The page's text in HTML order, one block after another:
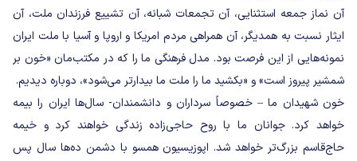
آن نماز جمعه استثنایی، آن تجمعات شبانه، آن تشییع فرزندان ملت، آن
ایثار نسبت به همدیگر، آن همراهی مردم امریکا و اروپا و آسیا با ملت ایران
نمونه‌هایی از این فرصت بود. مدل فرهنگی ما را که در مکتب‌مان «خون بر
شمشیر پیروز است» و «بکشید ما را ملت ما بیدارتر می‌شود»، دوباره دیدیم.
خون شهیدان ما – خصوصاً سرداران و دانشمندان- سال‌ها ایران را بیمه
خواهد کرد. جوانان ما با روح حاجی‌زاده زندگی خواهند کرد و خیمه
حاج‌قاسم بزرگ‌تر خواهد شد. اپوزیسیون همسو با دشمن ده‌ها سال پس